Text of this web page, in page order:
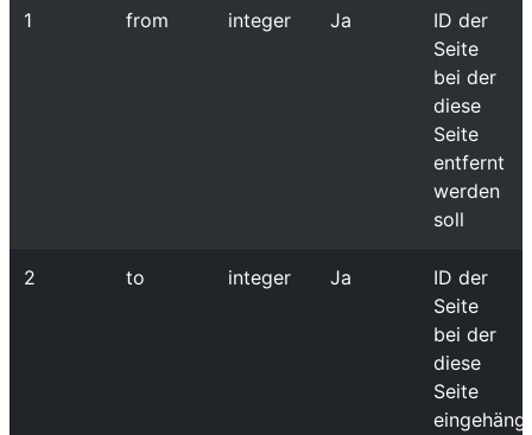
1 from integer Ja
ID der
Seite
bei der
diese
Seite
entfernt
werden
soll
2 to integer Ja
ID der
Seite
bei der
diese
Seite
eingehängt